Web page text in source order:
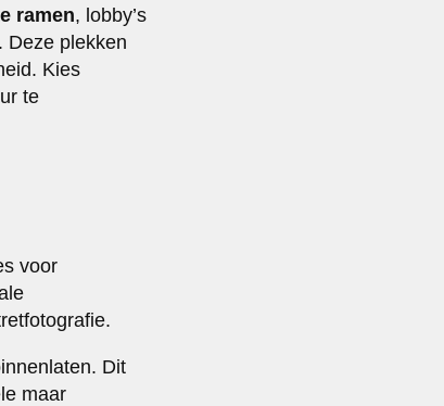
ramen, lobby’s
Deze plekken
Kies
te
voor
Dit
maar